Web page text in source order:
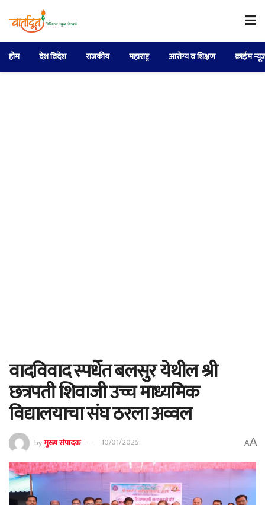
होम देश विदेश राजकीय महाराष्ट्र आरोग्य व शिक्षण क्राईम
वादविवाद स्पर्धेत बलसुर येथील श्री
छत्रपती शिवाजी उच्च माध्यमिक
विद्यालयाचा संघ ठरला अव्वल
byमुख्य संपादक 10/01/2025 AA